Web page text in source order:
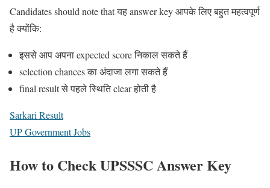
Candidates should note that यह answer key आपके लिए बहुत महत्वपूर्ण
है क्योंकि:
इससे आप अपना expected score निकाल सकते हैं
selection chances का अंदाजा लगा सकते हैं
final result से पहले स्थिति clear होती है
Sarkari Result
UP Government Jobs
How to Check UPSSSC Answer Key